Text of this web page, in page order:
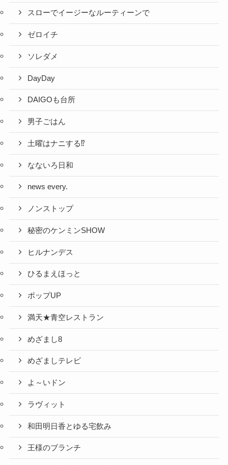
スローでイージーなルーティーンで
ゼロイチ
ソレダメ
DayDay
DAIGOも台所
男子ごはん
土曜はナニする⁉
なないろ日和
news every.
ノンストップ
秘密のケンミンSHOW
ヒルナンデス
ひるまえほっと
ポップUP
満天★青空レストラン
めざまし8
めざましテレビ
よ～いドン
ラヴィット
和田明日香とゆる宅飲み
王様のブランチ